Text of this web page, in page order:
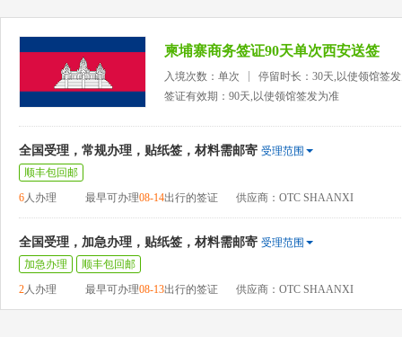
柬埔寨商务签证90天单次西安送签
入境次数：单次
停留时长：30天,以使领馆签
签证有效期：90天,以使领馆签发为准
全国受理，常规办理，贴纸签，材料需邮寄 受理范围
顺丰包回邮
6人办理 最早可办理08-14出行的签证 供应商：OTC SHAANXI
全国受理，加急办理，贴纸签，材料需邮寄 受理范围
加急办理
顺丰包回邮
2人办理 最早可办理08-13出行的签证 供应商：OTC SHAANXI